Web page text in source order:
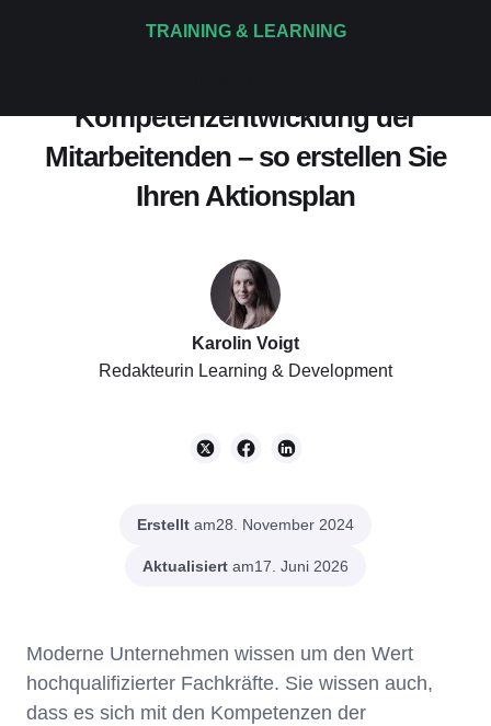
TRAINING & LEARNING
Kompetenzentwicklung der
Mitarbeitenden – so erstellen Sie
Ihren Aktionsplan
Karolin Voigt
Redakteurin Learning & Development
Erstellt am28. November 2024
Aktualisiert am17. Juni 2026
Moderne Unternehmen wissen um den Wert
hochqualifizierter Fachkräfte. Sie wissen auch,
dass es sich mit den Kompetenzen der